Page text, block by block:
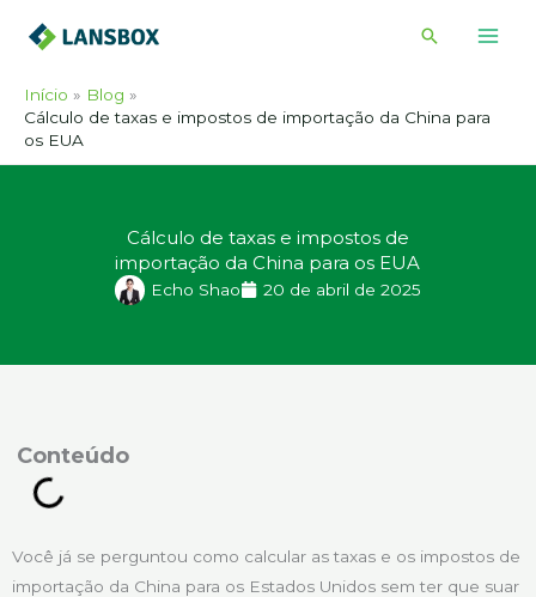
para
conteúdo
Pesquisar
Início
Blog
Cálculo de taxas e impostos de importação da China para
os EUA
Cálculo de taxas e impostos de
importação da China para os EUA
Echo Shao 20 de abril de 2025
Você já se perguntou como calcular as taxas e os impostos de
importação da China para os Estados Unidos sem ter que suar